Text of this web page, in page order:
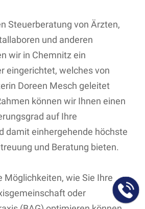
Steuerberatung von Ärzten,
und anderen
wir in Chemnitz ein
eingerichtet, welches von
Doreen Mesch geleitet
können wir Ihnen einen
auf Ihre
damit einhergehende höchste
und Beratung bieten.
Möglichkeiten, wie Sie Ihre
oder